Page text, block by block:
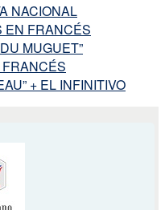
NACIONAL
EN FRANCÉS
MUGUET”
+ EL INFINITIVO